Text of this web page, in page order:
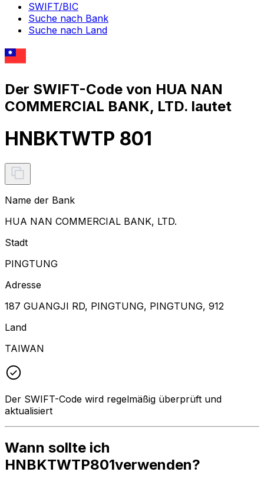
SWIFT/BIC
Suche nach Bank
Suche nach Land
Der SWIFT-Code von HUA NAN
COMMERCIAL BANK, LTD. lautet
HNBKTWTP 801
Name der Bank
HUA NAN COMMERCIAL BANK, LTD.
Stadt
PINGTUNG
Adresse
187 GUANGJI RD, PINGTUNG, PINGTUNG, 912
Land
TAIWAN
Der SWIFT-Code wird regelmäßig überprüft und
aktualisiert
Wann sollte ich
HNBKTWTP801verwenden?